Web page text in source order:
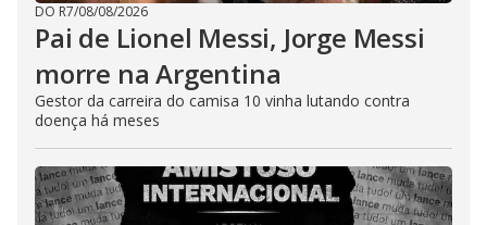
DO R7/08/08/2026
Pai de Lionel Messi, Jorge Messi
morre na Argentina
Gestor da carreira do camisa 10 vinha lutando contra
doença há meses